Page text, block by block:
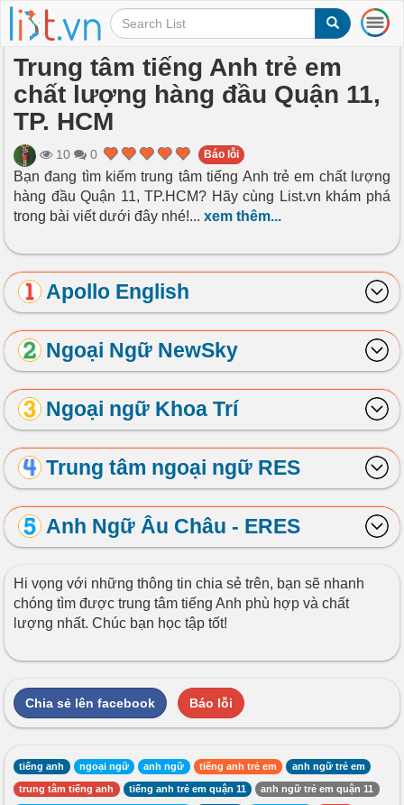
T
o
l
e
i
g
i
o
n
Trung tâm tiếng Anh trẻ em
chất lượng hàng đầu Quận 11,
TP. HCM
10 0 Báo lỗi
Bạn đang tìm kiếm trung tâm tiếng Anh trẻ em chất lượng
hàng đầu Quận 11, TP.HCM? Hãy cùng List.vn khám phá
trong bài viết dưới đây nhé!... xem thêm...
Apollo English
Ngoại Ngữ NewSky
Ngoại ngữ Khoa Trí
Trung tâm ngoại ngữ RES
Anh Ngữ Âu Châu - ERES
Hi vọng với những thông tin chia sẻ trên, bạn sẽ nhanh
chóng tìm được trung tâm tiếng Anh phù hợp và chất
lượng nhất. Chúc bạn học tập tốt!
Chia sẻ lên facebook Báo lỗi
tiếng anh ngoại ngữ anh ngữ tiếng anh trẻ em anh ngữ trẻ em
trung tâm tiếng anh tiếng anh trẻ em quận 11 anh ngữ trẻ em quận 11